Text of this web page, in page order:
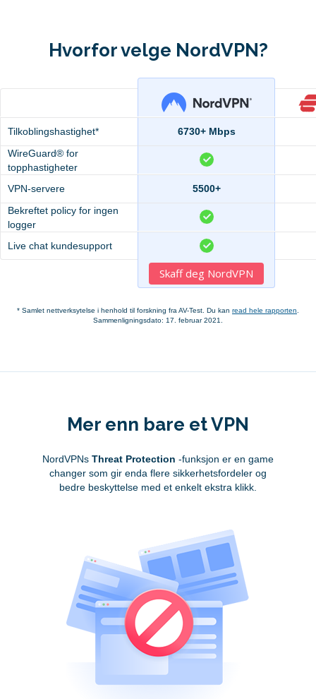
Hvorfor velge NordVPN?
Tilkoblingshastighet* 6730+ Mbps
WireGuard® for
topphastigheter
VPN-servere
5500+
Bekreftet policy for ingen
logger
Live chat kundesupport
Skaff deg NordVPN
* Samlet nettverksytelse i henhold til forskning fra AV-Test. Du kan read hele rapporten
Sammenligningsdato: 17. februar 2021.
Mer enn bare et VPN
NordVPNs Threat Protection -funksjon er en game
changer som gir enda flere sikkerhetsfordeler og
bedre beskyttelse med et enkelt ekstra klikk.